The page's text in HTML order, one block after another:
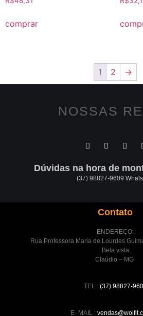
comprar
1 2 →
NOSSAS
Dúvidas na hora de
(37) 98827-9609
Contato
ENDEREÇO:
Rua Professora Maria de Lourdes
Bela vista
Claúdio – MG
TEL : (37) 98827-
E- MAIL :